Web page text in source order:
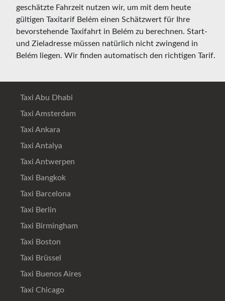
geschätzte Fahrzeit nutzen wir, um mit dem heute
gültigen Taxitarif Belém einen Schätzwert für Ihre
bevorstehende Taxifahrt in Belém zu berechnen. Start-
und Zieladresse müssen natürlich nicht zwingend in
Belém liegen. Wir finden automatisch den richtigen Tarif.
Taxi Abu Dhabi
Taxi Amsterdam
Taxi Ankara
Taxi Antalya
Taxi Antwerpen
Taxi Bangkok
Taxi Barcelona
Taxi Berlin
Taxi Birmingham
Taxi Boston
Taxi Brüssel
Taxi Buenos Aires
Taxi Chicago